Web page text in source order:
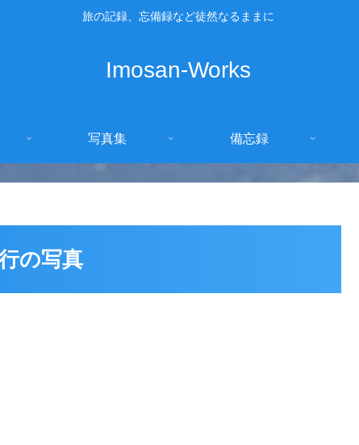
旅の記録、忘備録など徒然なるままに
Imosan-Works
写真集 備忘録
の写真